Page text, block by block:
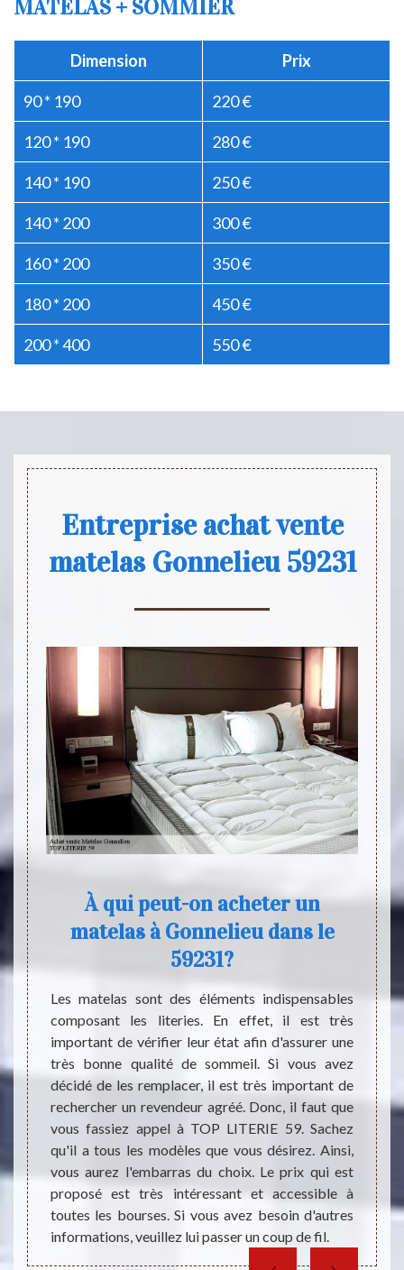
MATELAS + SOMMIER
Dimension Prix
90 * 190 220 €
120 * 190 280 €
140 * 190 250 €
140 * 200 300 €
160 * 200 350 €
180 * 200 450 €
200 * 400 550 €
Entreprise achat vente
matelas Gonnelieu 59231
est
et la
la
très
ne
sa
À qui peut-on acheter un
matelas à Gonnelieu dans le
59231?
Les matelas sont des éléments indispensables
composant les literies. En effet, il est très
important de vérifier leur état afin d'assurer une
très bonne qualité de sommeil. Si vous avez
décidé de les remplacer, il est très important de
rechercher un revendeur agréé. Donc, il faut que
vous fassiez appel à TOP LITERIE 59. Sachez
qu'il a tous les modèles que vous désirez. Ainsi,
vous aurez l'embarras du choix. Le prix qui est
proposé est très intéressant et accessible à
toutes les bourses. Si vous avez besoin d'autres
informations, veuillez lui passer un coup de fil.
59
cher.